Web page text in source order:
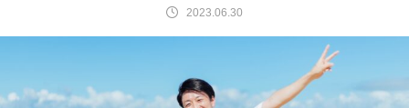
2023.06.30